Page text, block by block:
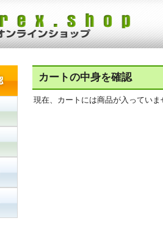
カートの中身を確認
現在、カートには商品が入っていま